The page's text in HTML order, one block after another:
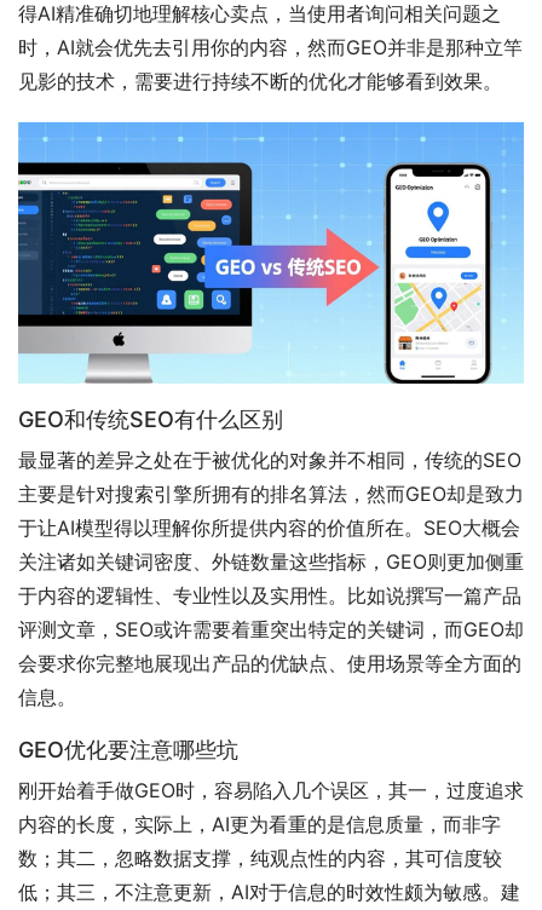
得AI精准确切地理解核心卖点，当使用者询问相关问题之
时，AI就会优先去引用你的内容，然而GEO并非是那种立竿
见影的技术，需要进行持续不断的优化才能够看到效果。
GEO和传统SEO有什么区别
最显著的差异之处在于被优化的对象并不相同，传统的SEO
主要是针对搜索引擎所拥有的排名算法，然而GEO却是致力
于让AI模型得以理解你所提供内容的价值所在。SEO大概会
关注诸如关键词密度、外链数量这些指标，GEO则更加侧重
于内容的逻辑性、专业性以及实用性。比如说撰写一篇产品
评测文章，SEO或许需要着重突出特定的关键词，而GEO却
会要求你完整地展现出产品的优缺点、使用场景等全方面的
信息。
GEO优化要注意哪些坑
刚开始着手做GEO时，容易陷入几个误区，其一，过度追求
内容的长度，实际上，AI更为看重的是信息质量，而非字
数；其二，忽略数据支撑，纯观点性的内容，其可信度较
低；其三，不注意更新，AI对于信息的时效性颇为敏感。建